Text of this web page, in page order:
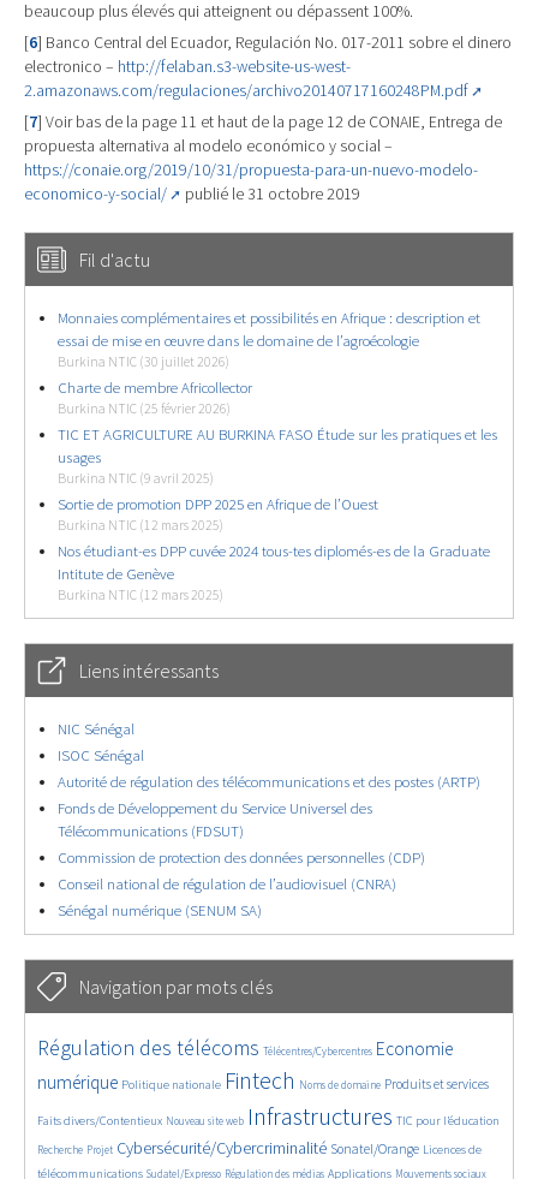
beaucoup plus élevés qui atteignent ou dépassent 100%.
[6] Banco Central del Ecuador, Regulación No. 017-2011 sobre el dinero
electronico – http://felaban.s3-website-us-west-
2.amazonaws.com/regulaciones/archivo20140717160248PM.pdf
[7] Voir bas de la page 11 et haut de la page 12 de CONAIE, Entrega de
propuesta alternativa al modelo económico y social –
https://conaie.org/2019/10/31/propuesta-para-un-nuevo-modelo-
economico-y-social/
publié le 31 octobre 2019
Fil d'actu
Monnaies complémentaires et possibilités en Afrique : description et
essai de mise en œuvre dans le domaine de l’agroécologie
Burkina NTIC (30 juillet 2026)
Charte de membre Africollector
Burkina NTIC (25 février 2026)
TIC ET AGRICULTURE AU BURKINA FASO Étude sur les pratiques et les
usages
Burkina NTIC (9 avril 2025)
Sortie de promotion DPP 2025 en Afrique de l’Ouest
Burkina NTIC (12 mars 2025)
Nos étudiant-es DPP cuvée 2024 tous-tes diplomés-es de la Graduate
Intitute de Genève
Burkina NTIC (12 mars 2025)
Liens intéressants
NIC Sénégal
ISOC Sénégal
Autorité de régulation des télécommunications et des postes (ARTP)
Fonds de Développement du Service Universel des
Télécommunications (FDSUT)
Commission de protection des données personnelles (CDP)
Conseil national de régulation de l’audiovisuel (CNRA)
Sénégal numérique (SENUM SA)
Navigation par mots clés
4695/5654
Régulation des télécoms
346/5654 Télécentres/Cybercentres
3761/5654
Economie
numérique
1860/5654 Politique nationale
5257/5654 Fintech
690/5654 Noms de domaine
2454/5654 Produits et services
1576/5654
Faits divers/Contentieux Nouveau site web Infrastructures TIC pour l’éducation
Recherche
244/5654Projet
3537/5654 Cybersécurité/Cybercriminalité
2275/5654 Sonatel/Orange
1620/5654
Licences de
télécommunications
294/5654 Sudatel/Expresso
1011/5654 Régulation des médias
1548/5654 Applications
1093/5654 Mouvements sociaux
1647/5654